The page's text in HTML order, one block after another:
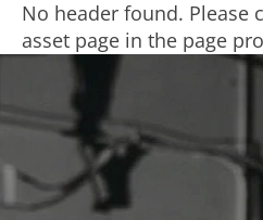
No header found. Please
asset page in the page